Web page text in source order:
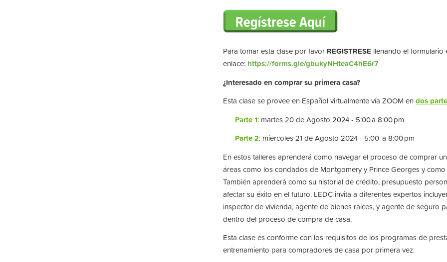
Para tomar esta clase por favor REGISTRESE llenando el formulario
enlace: https://forms.gle/gbukyNHteaC4hE6r7
¿Interesado en comprar su primera casa?
Esta clase se provee en Español virtualmente vía ZOOM endos
Parte 1: martes 20 de Agosto 2024 - 5:00 a 8:00 pm
Parte 2: miercoles 21 de Agosto 2024 - 5:00 a 8:00 pm
En estos talleres aprenderá como navegar el proceso de comprar
áreas como los condados de Montgomery y Prince Georges y
También aprenderá como su historial de crédito, presupuesto
afectar su éxito en el futuro. LEDC invita a diferentes expertos
inspector de vivienda, agente de bienes raíces, y agente de seguro
dentro del proceso de compra de casa.
Esta clase es conforme con los requisitos de los programas de
entrenamiento para compradores de casa por primera vez.